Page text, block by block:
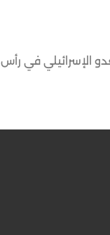
لجيش العدو الإسرائيلي في رأس